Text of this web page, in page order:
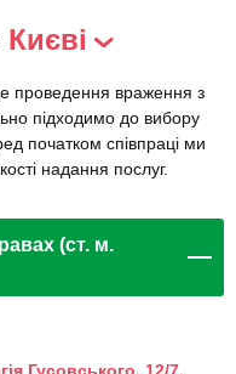
Києві
проведення враження з
підходимо до вибору
початком співпраці ми
надання послуг.
(ст. м.